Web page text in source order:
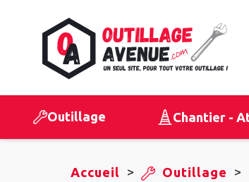
Outillage Chantier -
Accueil > Outillage >